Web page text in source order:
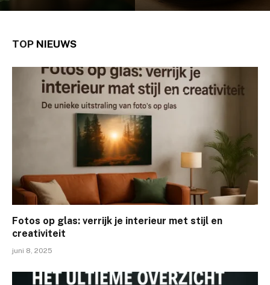
TOP NIEUWS
Fotos op glas: verrijk je interieur met stijl en
creativiteit
juni 8, 2025